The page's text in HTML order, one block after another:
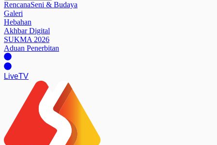
RencanaSeni & Budaya
Galeri
Hebahan
Akhbar Digital
SUKMA 2026
Aduan Penerbitan
LiveTV